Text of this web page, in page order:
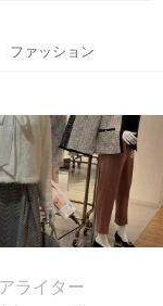
ファッション
ライター